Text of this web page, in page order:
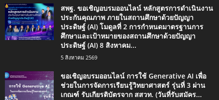
สพฐ. ขอเชิญอบรมออนไลน์ หลักสูตรการดำเนินงาน
ประกันคุณภาพ ภายในสถานศึกษาด้วยปัญญา
ประดิษฐ์ (AI) โมดูลที่ 2 การกำหนดมาตรฐานการ
ศึกษาและเป้าหมายของสถานศึกษาด้วยปัญญา
ประดิษฐ์ (AI) 8 สิงหาคม...
5 สิงหาคม 2569
ขอเชิญอบรมออนไลน์ การใช้ Generative AI เพื่อ
ช่วยในการจัดการเรียนรู้วิทยาศาสตร์ รุ่นที่ 3 ผ่าน
เกณฑ์ รับเกียรติบัตรจาก สสวท. (วันที่รับสมัคร...